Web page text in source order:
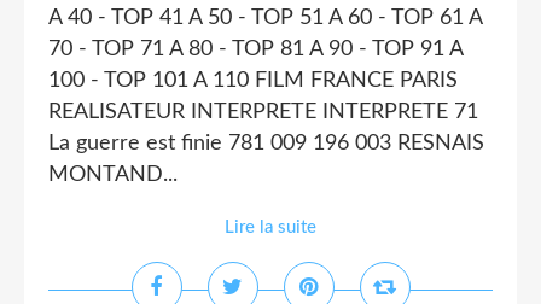
A 40 - TOP 41 A 50 - TOP 51 A 60 - TOP 61 A
70 - TOP 71 A 80 - TOP 81 A 90 - TOP 91 A
100 - TOP 101 A 110 FILM FRANCE PARIS
REALISATEUR INTERPRETE INTERPRETE 71
La guerre est finie 781 009 196 003 RESNAIS
MONTAND...
Lire la suite